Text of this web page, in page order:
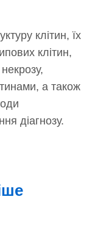
клітин, їх
клітин,
а також
діагнозу.